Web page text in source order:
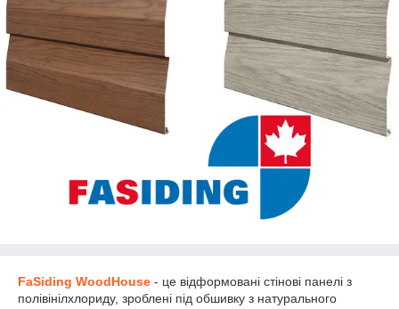
FaSiding WoodHouse - це відформовані стінові панелі з
полівінілхлориду, зроблені під обшивку з натурального